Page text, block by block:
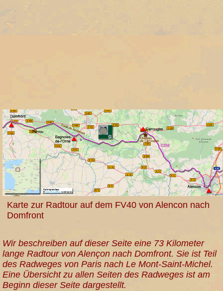
Karte zur Radtour auf dem FV40 von Alencon nach
Domfront
Wir beschreiben auf dieser Seite eine 73 Kilometer
lange Radtour von Alençon nach Domfront. Sie ist Teil
des Radweges von Paris nach Le Mont-Saint-Michel.
Eine Übersicht zu allen Seiten des Radweges ist am
Beginn dieser Seite dargestellt.